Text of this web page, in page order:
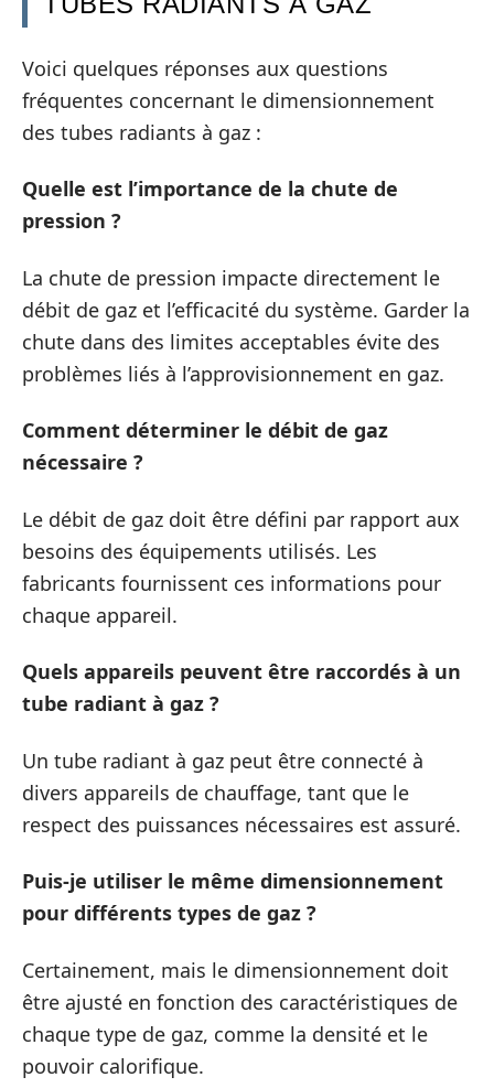
Voici quelques réponses aux questions
fréquentes concernant le dimensionnement
des tubes radiants à gaz :
Quelle est l’importance de la chute de
pression ?
La chute de pression impacte directement le
débit de gaz et l’efficacité du système. Garder la
chute dans des limites acceptables évite des
problèmes liés à l’approvisionnement en gaz.
Comment déterminer le débit de gaz
nécessaire ?
Le débit de gaz doit être défini par rapport aux
besoins des équipements utilisés. Les
fabricants fournissent ces informations pour
chaque appareil.
Quels appareils peuvent être raccordés à un
tube radiant à gaz ?
Un tube radiant à gaz peut être connecté à
divers appareils de chauffage, tant que le
respect des puissances nécessaires est assuré.
Puis-je utiliser le même dimensionnement
pour différents types de gaz ?
Certainement, mais le dimensionnement doit
être ajusté en fonction des caractéristiques de
chaque type de gaz, comme la densité et le
pouvoir calorifique.